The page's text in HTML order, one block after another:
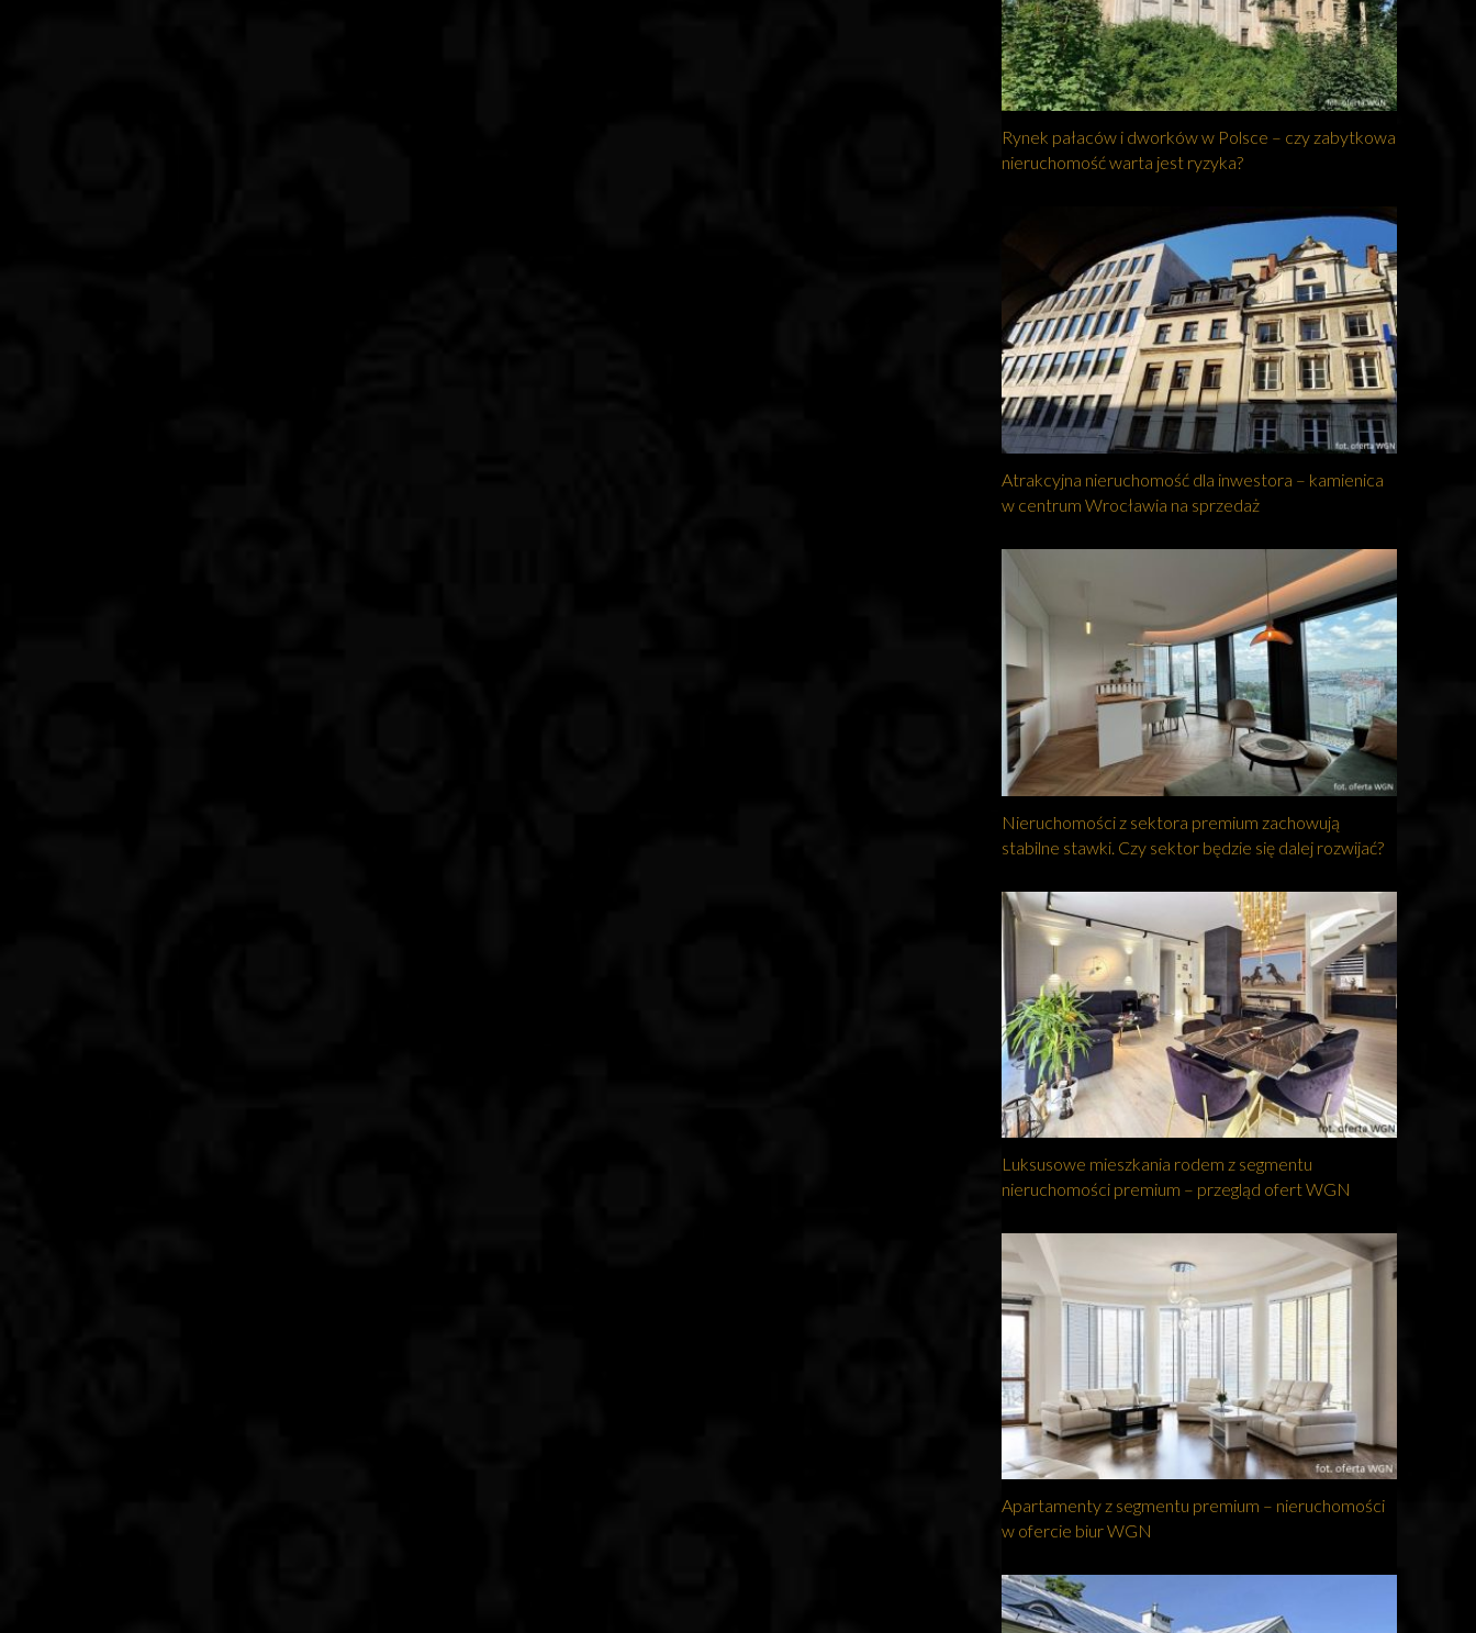
Rynek pałaców i dworków w Polsce – czy zabytkowa
nieruchomość warta jest ryzyka?
Atrakcyjna nieruchomość dla inwestora – kamienica
w centrum Wrocławia na sprzedaż
Nieruchomości z sektora premium zachowują
stabilne stawki. Czy sektor będzie się dalej rozwijać?
Luksusowe mieszkania rodem z segmentu
nieruchomości premium – przegląd ofert WGN
Apartamenty z segmentu premium – nieruchomości
w ofercie biur WGN